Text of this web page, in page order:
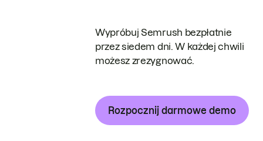
Wypróbuj Semrush bezpłatnie
przez siedem dni. W każdej chwili
możesz zrezygnować.
Rozpocznij darmowe demo